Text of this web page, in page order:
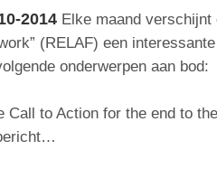
2014Elke maand verschijnt
(RELAF) een
onderwerpen aan bod:
Call to Action for the end to